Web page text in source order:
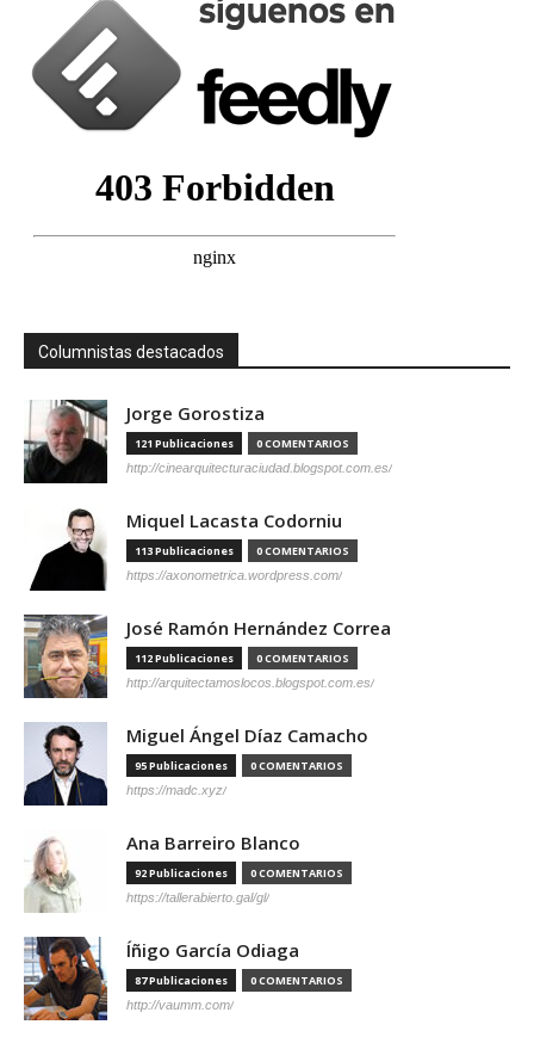
Columnistas destacados
Jorge Gorostiza
121 Publicaciones 0 COMENTARIOS
http://cinearquitecturaciudad.blogspot.com.es/
Miquel Lacasta Codorniu
113 Publicaciones 0 COMENTARIOS
https://axonometrica.wordpress.com/
José Ramón Hernández Correa
112 Publicaciones 0 COMENTARIOS
http://arquitectamoslocos.blogspot.com.es/
Miguel Ángel Díaz Camacho
95 Publicaciones 0 COMENTARIOS
https://madc.xyz/
Ana Barreiro Blanco
92 Publicaciones 0 COMENTARIOS
https://tallerabierto.gal/gl/
Íñigo García Odiaga
87 Publicaciones 0 COMENTARIOS
http://vaumm.com/